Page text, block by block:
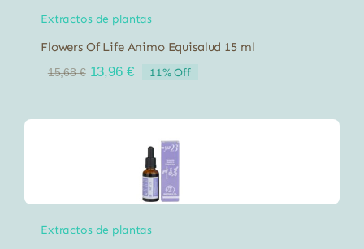
Extractos de plantas
Flowers Of Life Animo Equisalud 15 ml
15,68€ El
era:
13,96 €El
es:
11% Off
Extractos de plantas